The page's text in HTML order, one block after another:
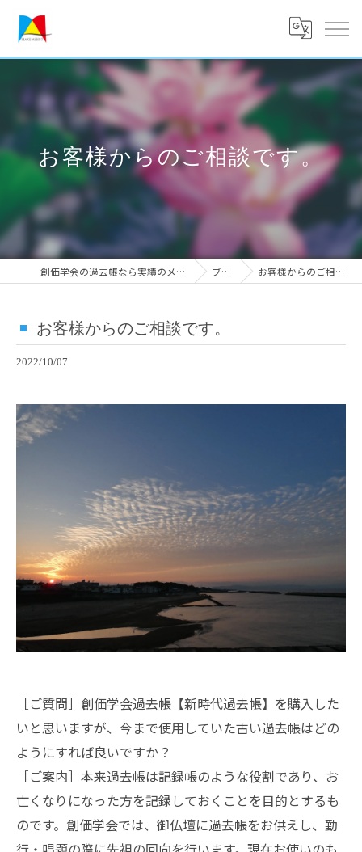
お客様からのご相談です。
創価学会の過去帳なら実績のメークアシスト ブログ お客様からのご相談です。
お客様からのご相談です。
2022/10/07
［ご質問］創価学会過去帳【新時代過去帳】を購入した
いと思いますが、今まで使用していた古い過去帳はどの
ようにすれば良いですか？
［ご案内］本来過去帳は記録帳のような役割であり、お
亡くなりになった方を記録しておくことを目的とするも
のです。創価学会では、御仏壇に過去帳をお供えし、勤